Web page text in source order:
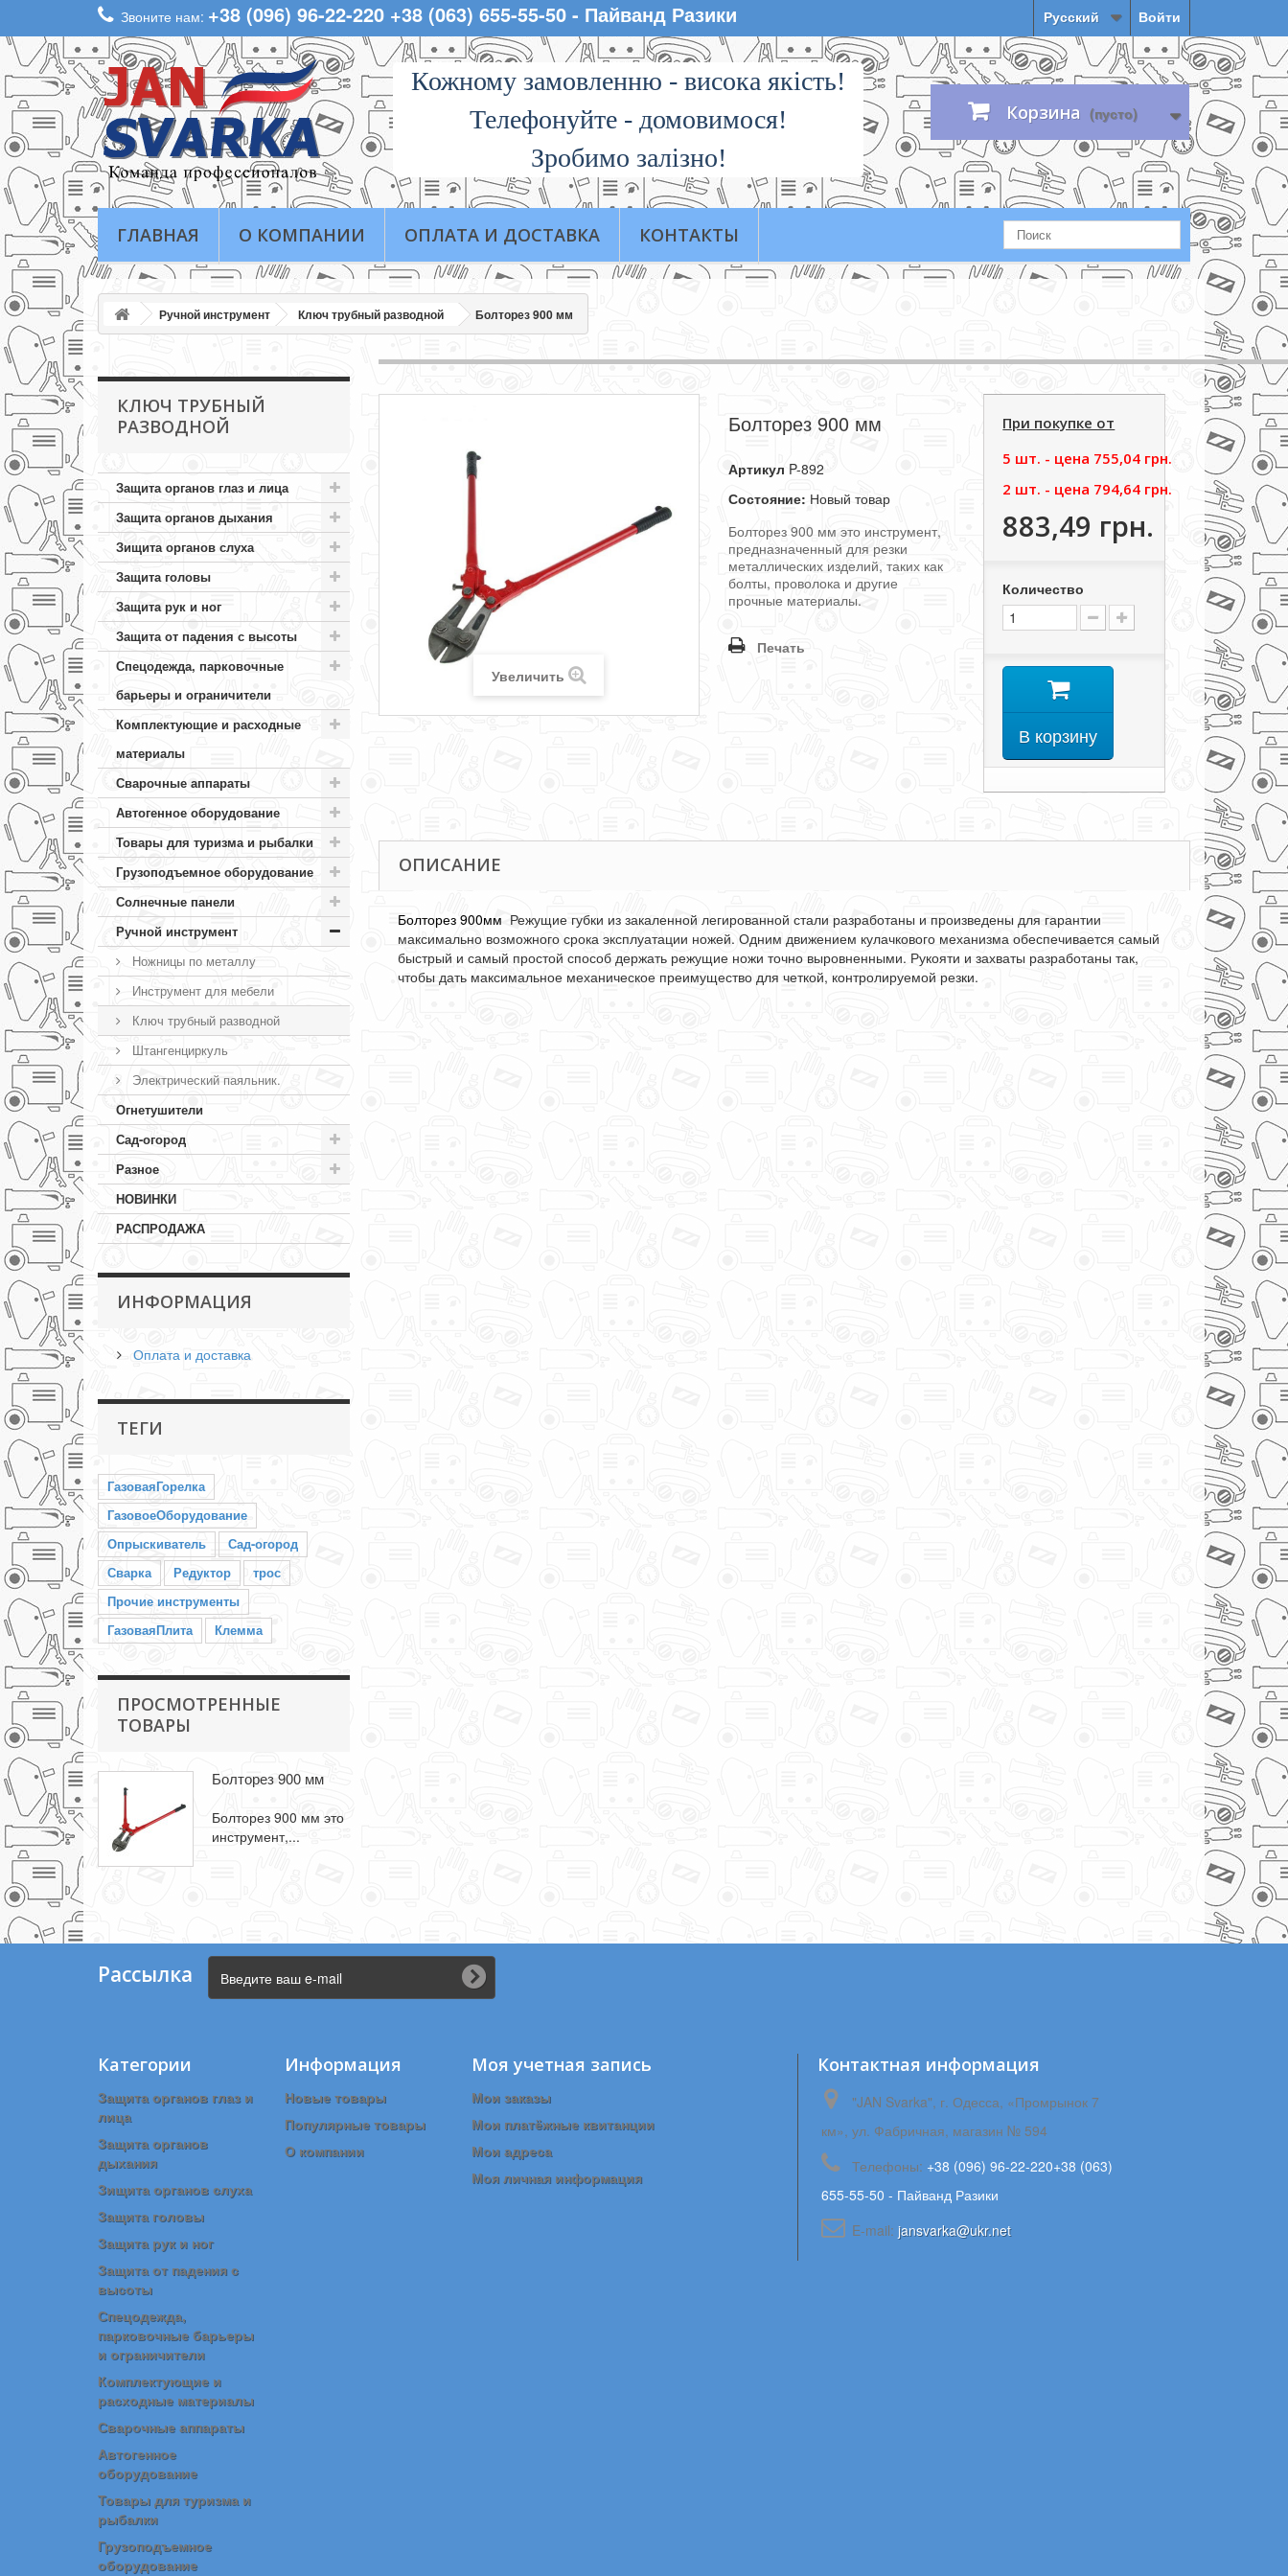
Войти
Русский
Звоните нам: +38 (096) 96-22-220 +38 (063) 655-55-50 - Пайванд Разики
Кожному замовленню - висока якiсть!
Телефонуйте - домовимося!
Зробимо залізно!
Корзина (пусто)
ГЛАВНАЯ О КОМПАНИИ ОПЛАТА И ДОСТАВКА КОНТАКТЫ
Ручной инструмент Ключ трубный разводной Болторез 900 мм
КЛЮЧ ТРУБНЫЙ
РАЗВОДНОЙ
Защита органов глаз и лица
Защита органов дыхания
Зищита органов слуха
Защита головы
Защита рук и ног
Защита от падения с высоты
Спецодежда, парковочные
барьеры и ограничители
Комплектующие и расходные
материалы
Сварочные аппараты
Автогенное оборудование
Товары для туризма и рыбалки
Грузоподъемное оборудование
Солнечные панели
Ручной инструмент
Ножницы по металлу
Инструмент для мебели
Ключ трубный разводной
Штангенциркуль
Электрический паяльник.
Огнетушители
Сад-огород
Разное
НОВИНКИ
РАСПРОДАЖА
ИНФОРМАЦИЯ
Оплата и доставка
ТЕГИ
ГазоваяГорелка
ГазовоеОборудование
Опрыскиватель
Сад-огород
Сварка
Редуктор
трос
Прочие инструменты
ГазоваяПлита
Клемма
ПРОСМОТРЕННЫЕ
ТОВАРЫ
Болторез 900 мм
Болторез 900 мм это
инструмент,...
Увеличить
Болторез 900 мм
Артикул P-892
Состояние: Новый товар
Болторез 900 мм это инструмент,
предназначенный для резки
металлических изделий, таких как
болты, проволока и другие
прочные материалы.
Печать
При покупке от
5 шт. - цена 755,04 грн.
2 шт. - цена 794,64 грн.
883,49 грн.
Количество
В корзину
ОПИСАНИЕ
Болторез 900мм Режущие губки из закаленной легированной стали разработаны и произведены для гарантии
максимально возможного срока эксплуатации ножей. Одним движением кулачкового механизма обеспечивается самый
быстрый и самый простой способ держать режущие ножи точно выровненными. Рукояти и захваты разработаны так,
чтобы дать максимальное механическое преимущество для четкой, контролируемой резки.
Рассылка
Категории
Защита органов глаз и
лица
Защита органов
дыхания
Зищита органов слуха
Защита головы
Защита рук и ног
Защита от падения с
высоты
Спецодежда,
парковочные барьеры
и ограничители
Комплектующие и
расходные материалы
Сварочные аппараты
Автогенное
оборудование
Товары для туризма и
рыбалки
Грузоподъемное
оборудование
Информация
Новые товары
Популярные товары
О компании
Моя учетная запись
Мои заказы
Мои платёжные квитанции
Мои адреса
Моя личная информация
Контактная информация
"JAN Svarka", г. Одесса, «Промрынок 7
км», ул. Фабричная, магазин № 594
Телефоны: +38 (096) 96-22-220+38 (063)
655-55-50 - Пайванд Разики
E-mail: jansvarka@ukr.net